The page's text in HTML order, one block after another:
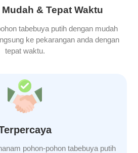
& Tepat Waktu
tabebuya putih dengan mudah
ke pekarangan anda dengan
tepat waktu.
pohon-pohon tabebuya putih